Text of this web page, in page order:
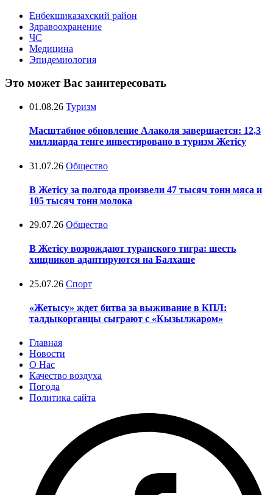
Енбекшиказахский район
Здравоохранение
ЧС
Медицина
Эпидемиология
Это может Вас заинтересовать
01.08.26 Туризм
Масштабное обновление Алаколя завершается: 12,3
миллиарда тенге инвестировано в туризм Жетісу
31.07.26 Общество
В Жетісу за полгода произвели 47 тысяч тонн мяса и
105 тысяч тонн молока
29.07.26 Общество
В Жетісу возрождают туранского тигра: шесть
хищников адаптируются на Балхаше
25.07.26 Спорт
«Жетысу» ждет битва за выживание в КПЛ:
талдыкорганцы сыграют с «Кызылжаром»
Главная
Новости
О Нас
Качество воздуха
Погода
Политика сайта